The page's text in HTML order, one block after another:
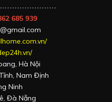
685 939
Hà Nội
Nam Định
Ninh
Đà Nẵng